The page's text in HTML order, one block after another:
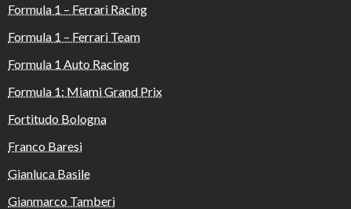
Formula 1 – Ferrari Racing
Formula 1 – Ferrari Team
Formula 1 Auto Racing
Formula 1: Miami Grand Prix
Fortitudo Bologna
Franco Baresi
Gianluca Basile
Gianmarco Tamberi